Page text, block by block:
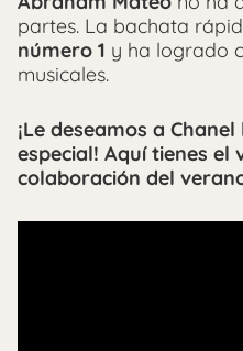
partes. La bachata
número 1 y ha logrado
musicales.
¡Le deseamos a
especial! Aquí tienes el
colaboración del